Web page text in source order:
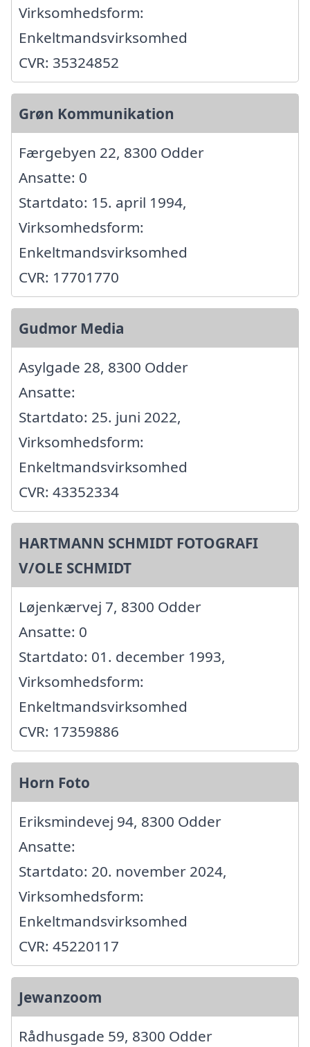
Virksomhedsform:
Enkeltmandsvirksomhed
CVR: 35324852
Grøn Kommunikation
Færgebyen 22, 8300 Odder
Ansatte: 0
Startdato: 15. april 1994,
Virksomhedsform:
Enkeltmandsvirksomhed
CVR: 17701770
Gudmor Media
Asylgade 28, 8300 Odder
Ansatte:
Startdato: 25. juni 2022,
Virksomhedsform:
Enkeltmandsvirksomhed
CVR: 43352334
HARTMANN SCHMIDT FOTOGRAFI
V/OLE SCHMIDT
Løjenkærvej 7, 8300 Odder
Ansatte: 0
Startdato: 01. december 1993,
Virksomhedsform:
Enkeltmandsvirksomhed
CVR: 17359886
Horn Foto
Eriksmindevej 94, 8300 Odder
Ansatte:
Startdato: 20. november 2024,
Virksomhedsform:
Enkeltmandsvirksomhed
CVR: 45220117
Jewanzoom
Rådhusgade 59, 8300 Odder